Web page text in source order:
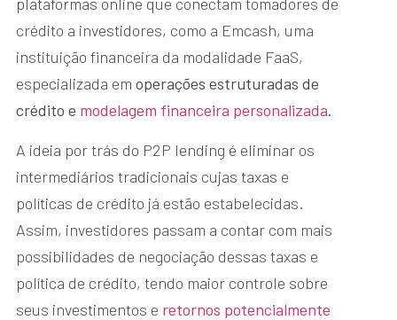
crédito a investidores, como a Emcash, uma
instituição financeira da modalidade FaaS,
especializada em operações estruturadas de
crédito e modelagem financeira personalizada.
A ideia por trás do P2P lending é eliminar os
intermediários tradicionais cujas taxas e
políticas de crédito já estão estabelecidas.
Assim, investidores passam a contar com mais
possibilidades de negociação dessas taxas e
política de crédito, tendo maior controle sobre
seus investimentos e retornos potencialmente